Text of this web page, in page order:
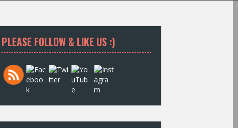
PLEASE FOLLOW & LIKE US :)